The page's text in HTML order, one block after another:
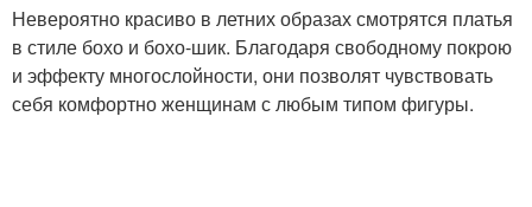
Невероятно красиво в летних образах смотрятся платья
в стиле бохо и бохо-шик. Благодаря свободному покрою
и эффекту многослойности, они позволят чувствовать
себя комфортно женщинам с любым типом фигуры.